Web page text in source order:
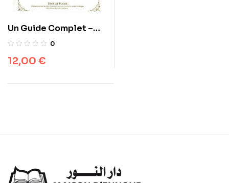
Un Guide Complet –
Pour le Nouveau
Haqq
0
12,00 €